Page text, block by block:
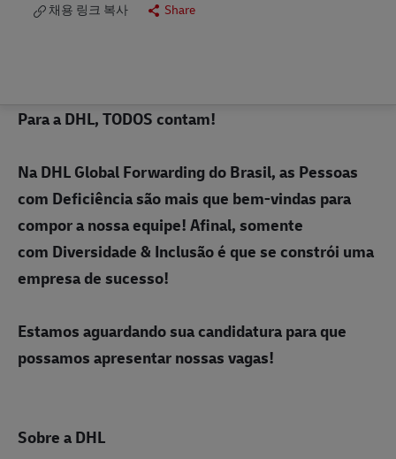
채용 링크 복사 Share
Para a DHL, TODOS contam!
Na DHL Global Forwarding do Brasil, as Pessoas
com Deficiênciasão mais que bem-vindas para
compor a nossa equipe! Afinal, somente
com Diversidade & Inclusãoé que se constrói uma
empresa de sucesso!
Estamos aguardando sua candidatura para que
possamos apresentar nossas vagas!
Sobre a DHL